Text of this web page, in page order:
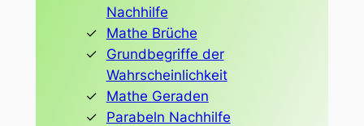
Nachhilfe
Mathe Brüche
Grundbegriffe der
Wahrscheinlichkeit
Mathe Geraden
Parabeln Nachhilfe